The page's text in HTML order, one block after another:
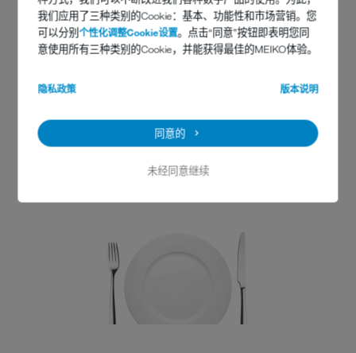
我们应用了三种类别的Cookie：基本、功能性和市场营销。您
可以分别个性化调整Cookie设置。点击“同意”按钮即表明您同
意使用所有三种类别的Cookie，并能获得最佳的MEIKO体验。
隐私政策 版本说明
同意的
未经同意继续
联系方式
电话：020 7930 2345
www.royalautomobileclub.co.uk